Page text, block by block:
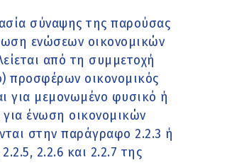
σύναψης της παρούσας
ενώσεων οικονομικών
από τη συμμετοχή
προσφέρων οικονομικός
για μεμονωμένο φυσικό ή
ένωση οικονομικών
στην παράγραφο 2.2.3 ή
2.2.6 και 2.2.7 της